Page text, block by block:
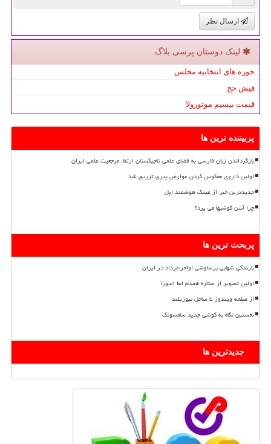
ارسال نظر
لینک دوستان پرسی بلاگ
حوزه های انتخابیه مجلس
فیش حج
قیمت بیسیم موتورولا
پربیننده ترین ها
بازگرداندن زبان فارسی به فضای علمی تاجیکستان ارتقاء مرجعیت علمی ایران
اولین داروی معکوس کردن عوارض پیری تزریق شد
جدیدترین خبر از عینک هوشمند اپل
چرا آنتن گوشیها می پرد؟
پربحث ترین ها
بارندگی شهابی برساوشی اواخر مرداد در ایران
اولین تصویر از ستاره همدم ابط الجوزا
از صفحه ویندوز تا ساحل نیوزیلند
نخستین نگاه به گوشی جدید سامسونگ
جدیدترین ها